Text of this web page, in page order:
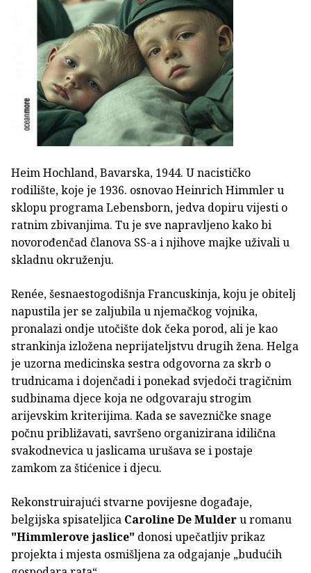
Heim Hochland, Bavarska, 1944. U nacističko
rodilište, koje je 1936. osnovao Heinrich Himmler u
sklopu programa Lebensborn, jedva dopiru vijesti o
ratnim zbivanjima. Tu je sve napravljeno kako bi
novorođenčad članova SS-a i njihove majke uživali u
skladnu okruženju.
Renée, šesnaestogodišnja Francuskinja, koju je obitelj
napustila jer se zaljubila u njemačkog vojnika,
pronalazi ondje utočište dok čeka porod, ali je kao
strankinja izložena neprijateljstvu drugih žena. Helga
je uzorna medicinska sestra odgovorna za skrb o
trudnicama i dojenčadi i ponekad svjedoči tragičnim
sudbinama djece koja ne odgovaraju strogim
arijevskim kriterijima. Kada se savezničke snage
počnu približavati, savršeno organizirana idilična
svakodnevica u jaslicama urušava se i postaje
zamkom za štićenice i djecu.
Rekonstruirajući stvarne povijesne događaje,
belgijska spisateljica Caroline De Mulderu romanu
"Himmlerove jaslice" donosi upečatljiv prikaz
projekta i mjesta osmišljena za odgajanje „budućih